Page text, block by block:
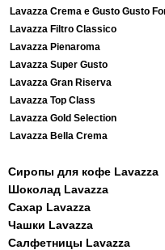
Lavazza Crema e Gusto Gusto
Lavazza Filtro Classico
Lavazza Pienaroma
Lavazza Super Gusto
Lavazza Gran Riserva
Lavazza Top Class
Lavazza Gold Selection
Lavazza Bella Crema
Сиропы для кофе Lavazza
Шоколад Lavazza
Сахар Lavazza
Чашки Lavazza
Салфетницы Lavazza